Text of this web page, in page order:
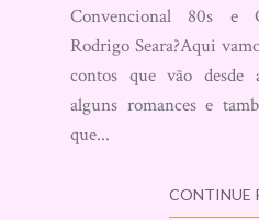
Convencional 80s e
Rodrigo Seara?Aqui
contos que vão desde
alguns romances e
que...
CONTINUE